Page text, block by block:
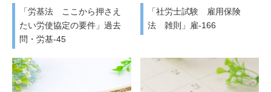
「労基法 ここから押さえ
たい労使協定の要件」過去
問・労基-45
「社労士試験 雇用保険
法 雑則」雇-166